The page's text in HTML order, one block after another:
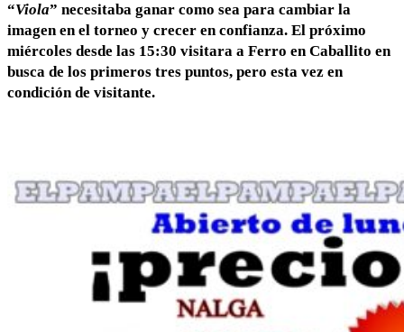
“Viola” necesitaba ganar como sea para cambiar la
imagen en el torneo y crecer en confianza. El próximo
miércoles desde las 15:30 visitara a Ferro en Caballito en
busca de los primeros tres puntos, pero esta vez en
condición de visitante.